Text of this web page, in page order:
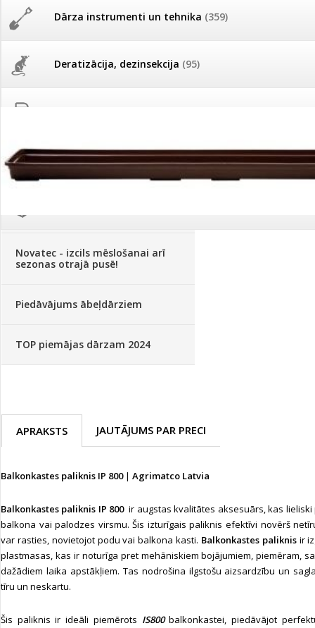
Dārza instrumenti un tehnika (359)
Deratizācija, dezinsekcija (95)
Dažādi(75)
Tagad Vitrol GB arī 20kg
iepakojumā!
Tomātu diena 21.augustā
Visas datu drošības lapas (DDL)
vienuviet
Klientu Diena
Novatec - izcils mēslošanai arī
sezonas otrajā pusē!
Piedāvājums ābeļdārziem
TOP piemājas dārzam 2024
APRAKSTS JAUTĀJUMS PAR PRECI
Balkonkastes paliknis IP 800| Agrimatco Latvia
Balkonkastes paliknis IP 800ir augstas kvalitātes aksesuārs, kas lieliski
balkona vai palodzes virsmu. Šis izturīgais paliknis efektīvi novērš
var rasties, novietojot podu vai balkona kasti. Balkonkastes paliknisir
plastmasas, kas ir noturīga pret mehāniskiem bojājumiem, piemēram,
dažādiem laika apstākļiem. Tas nodrošina ilgstošu aizsardzību un
tīru un neskartu.
Šis paliknis ir ideāli piemērots IS800balkonkastei, piedāvājot